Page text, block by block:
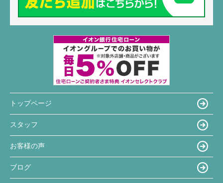
トップページ
スタッフ
お客様の声
ブログ